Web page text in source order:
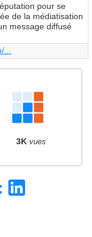
pour se
de la médiatisation
message diffusé
3K vues